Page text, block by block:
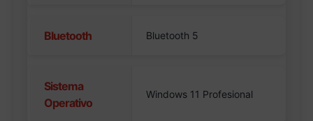
Bluetooth Bluetooth 5
Sistema
Operativo
Windows 11 Profesional